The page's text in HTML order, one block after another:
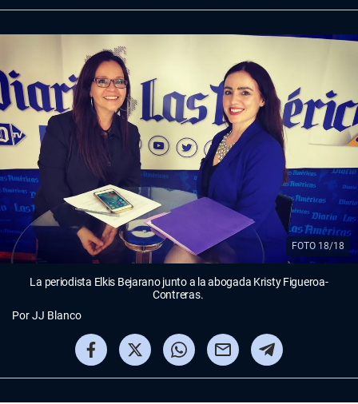
FOTO 18/18
PorJJ Blanco
La periodista Elkis Bejarano junto a la abogada Kristy Figueroa-
Contreras.